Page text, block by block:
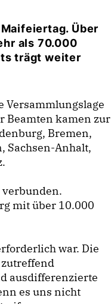
Über
als 70.000
trägt weiter
Versammlungslage
Beamten kamen zur
Bremen,
Sachsen-Anhalt,
mit über 10.000
war. Die
ausdifferenzierte
es uns nicht